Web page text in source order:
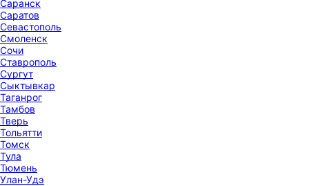
Саранск
Саратов
Севастополь
Смоленск
Сочи
Ставрополь
Сургут
Сыктывкар
Таганрог
Тамбов
Тверь
Тольятти
Томск
Тула
Тюмень
Улан-Удэ